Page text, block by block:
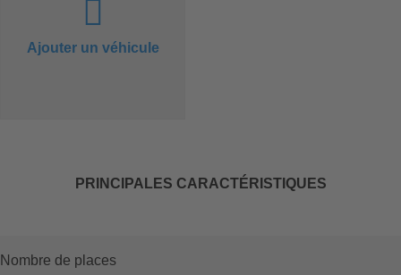
Ajouter un véhicule
PRINCIPALES CARACTÉRISTIQUES
Nombre de places